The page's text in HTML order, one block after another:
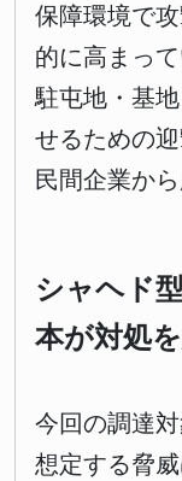
保障環境で
的に高まっ
駐屯地・基
せるための
民間企業か
シャヘド
本が対処
今回の調達
想定する脅